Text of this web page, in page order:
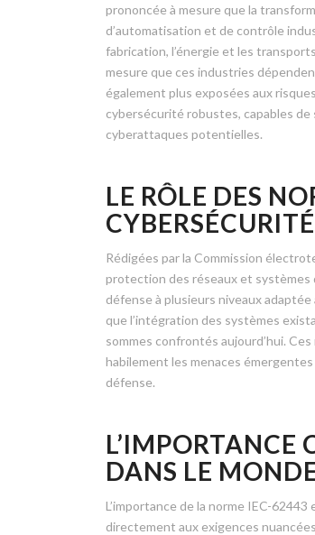
prononcée à mesure que la
d’automatisation et de contrôle
fabrication, l’énergie et les
mesure que ces industries
également plus exposées aux
cybersécurité robustes, capables
cyberattaques potentielles.
LE RÔLE DES
Rédigées par la Commission
protection des réseaux et
défense à plusieurs niveaux
que l’intégration des systèmes
sommes confrontés aujourd’hui.
habilement les menaces
défense.
L’IMPORTANCE
DANS LE
L’importance de la norme IEC-
directement aux exigences